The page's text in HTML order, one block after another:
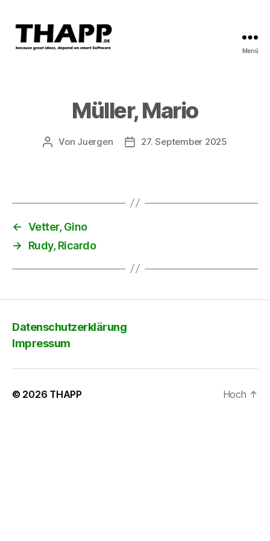
Menü
Müller, Mario
Beitragsautor
Von Juergen Beitragsdatum
27. September 2025
← Vetter, Gino
→
Rudy, Ricardo
Datenschutzerklärung
Impressum
© 2026 THAPP Hoch ↑